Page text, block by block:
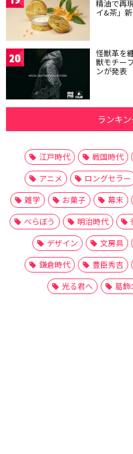
精油で再
イ&茶」
20 怪獣革を
獣モチー
ンが発表
ランキ
江戸時代 戦国時代
アニメ
ロングセラー
雑学
お菓子 幕末
べらぼう
明治時代
デザイン
文房具
鎌倉時代
豊臣秀吉
光る君へ
葛飾